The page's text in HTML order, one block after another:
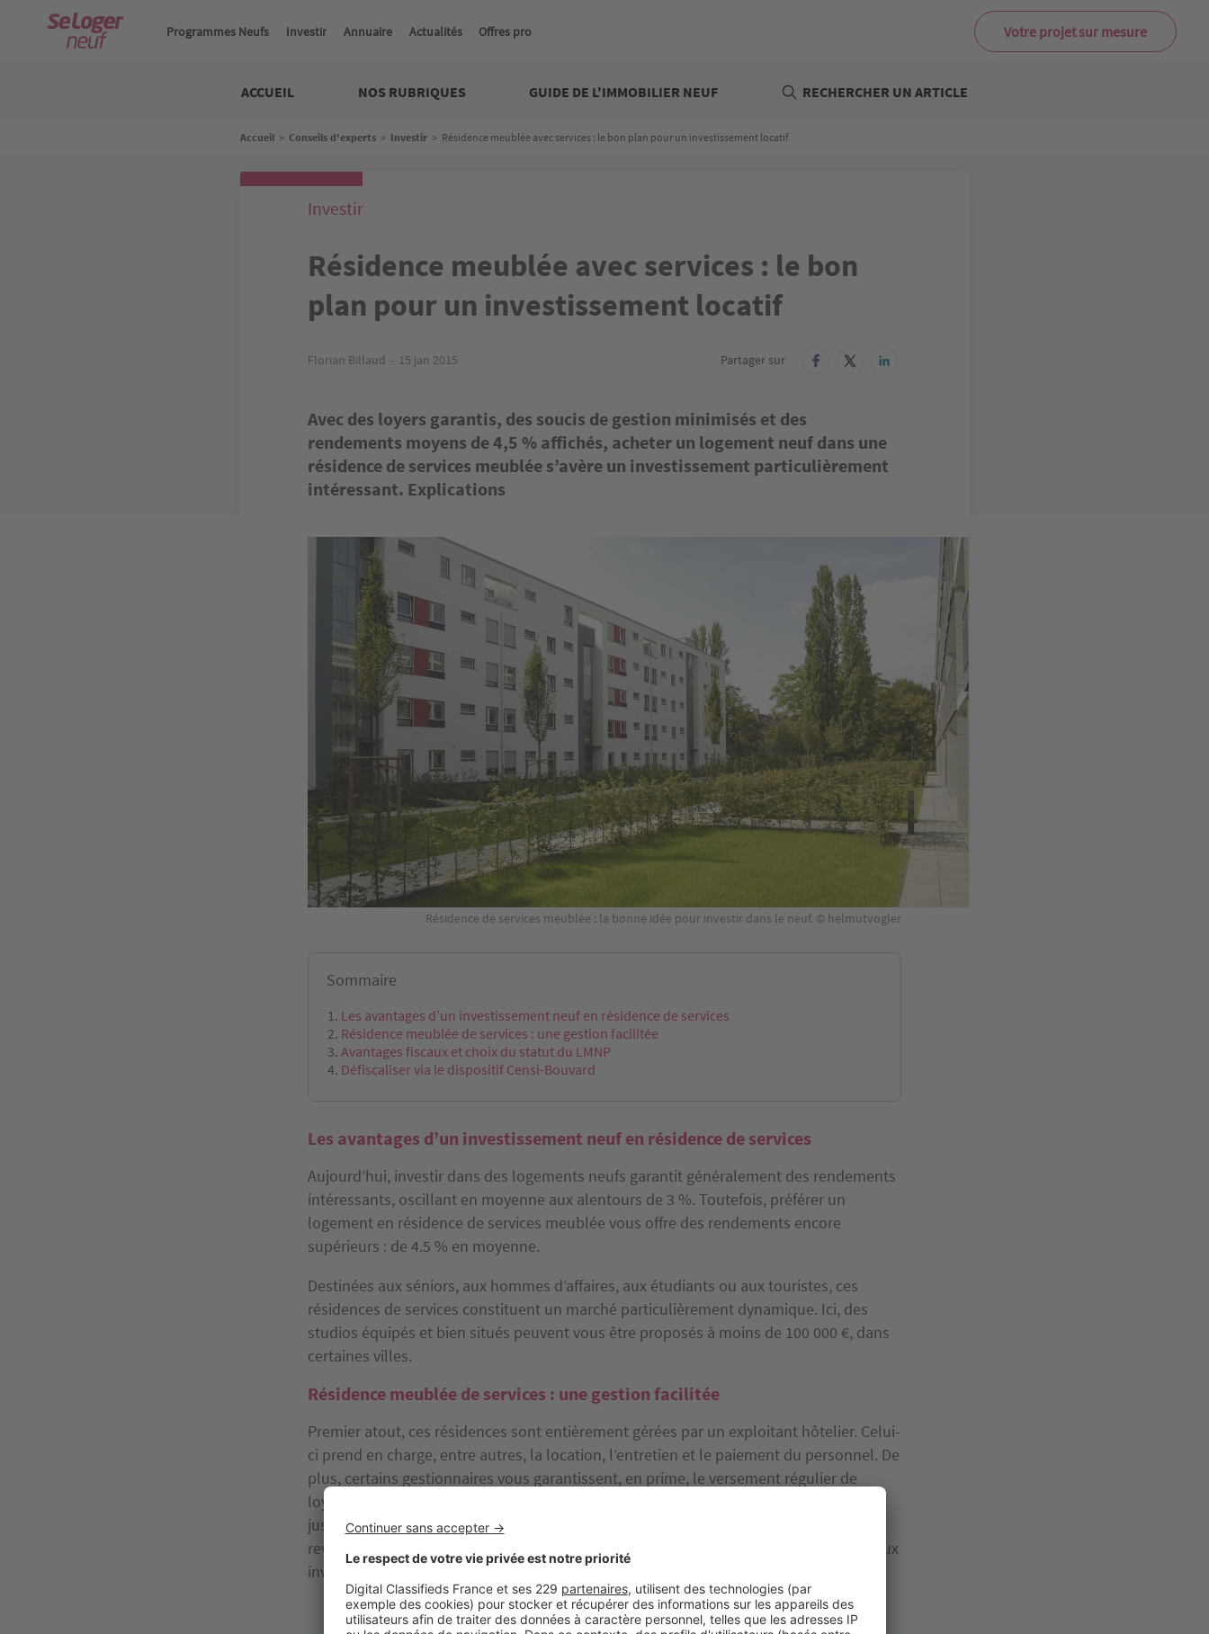
Programmes Neufs Investir Annuaire Actualités Offres pro Votre projet sur mesure
ACCUEIL
NOS RUBRIQUES GUIDE DE L'IMMOBILIER NEUF RECHERCHER UN ARTICLE
Fil
Accueil > Conseils d'experts > Investir > Résidence meublée avec services : le bon plan pour un investissement locatif
Investir
Résidence meublée avec services : le bon
plan pour un investissement locatif
Florian Billaud 15 jan 2015 Partager sur
Avec des loyers garantis, des soucis de gestion minimisés et des
rendements moyens de 4,5 % affichés, acheter un logement neuf dans une
résidence de services meublée s’avère un investissement particulièrement
intéressant. Explications
Résidence de services meublée : la bonne idée pour investir dans le neuf. © helmutvogler
Sommaire
Les avantages d’un investissement neuf en résidence de services
Résidence meublée de services : une gestion facilitée
Avantages fiscaux et choix du statut du LMNP
Défiscaliser via le dispositif Censi-Bouvard
Les avantages d’un investissement neuf en résidence de services
Aujourd’hui, investir dans des logements neufs garantit généralement des rendements
intéressants, oscillant en moyenne aux alentours de 3 %. Toutefois, préférer un
logement en résidence de services meublée vous offre des rendements encore
supérieurs : de 4.5 % en moyenne.
Destinées aux séniors, aux hommes d’affaires, aux étudiants ou aux touristes, ces
résidences de services constituent un marché particulièrement dynamique. Ici, des
studios équipés et bien situés peuvent vous être proposés à moins de 100 000 €, dans
certaines villes.
Résidence meublée de services : une gestion facilitée
Premier atout, ces résidences sont entièrement gérées par un exploitant hôtelier. Celui-
ci prend en charge, entre autres, la location, l’entretien et le paiement du personnel. De
plus, certains gestionnaires vous garantissent, en prime, le versement régulier de
loyers, même si le logement n’est pas loué toute l’année. D’autres gestionnaires, vont
jusqu’à verser une quote-part des loyers à l’avance, afin de générer de premiers
revenus avant la fin de la construction, de quoi épargner bien des tracas de gestion aux
investisseurs !